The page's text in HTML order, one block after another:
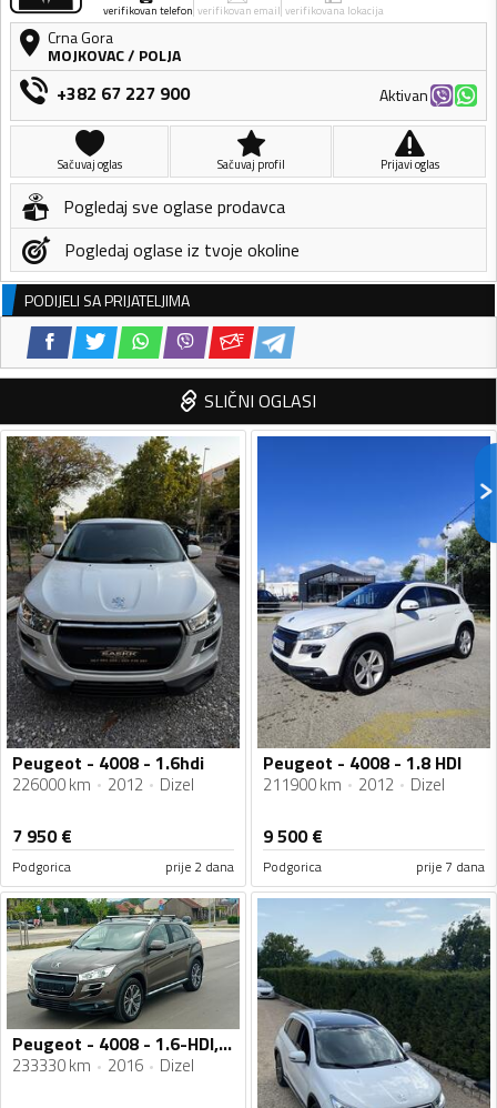
verifikovan telefon verifikovan email verifikovana lokacija
Crna Gora
MOJKOVAC/ POLJA
+382 67 227 900 Aktivan
Sačuvaj oglas Sačuvaj profil Prijavi oglas
Pogledaj sve oglase prodavca
Pogledaj oglase iz tvoje okoline
PODIJELI SA PRIJATELJIMA
SLIČNI OGLASI
Peugeot - 4008 - 1.6hdi
226000 km 2012 Dizel
7 950€
Podgorica prije 2 dana
Peugeot - 4008 - 1.8 HDI
211900 km 2012 Dizel
9 500€
Podgorica prije 7 dana
Peugeot - 4008 - 1.6-HDI,84-KW
233330 km 2016 Dizel